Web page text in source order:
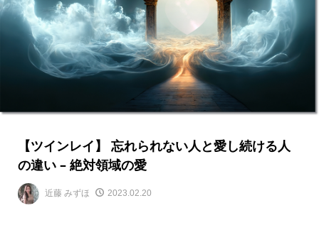
【ツインレイ】 忘れられない人と愛し続ける人
の違い – 絶対領域の愛
近藤 みずほ 2023.02.20